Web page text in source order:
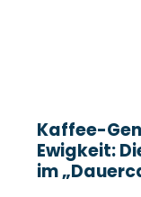
Kaffee-
Ewigkeit:
im